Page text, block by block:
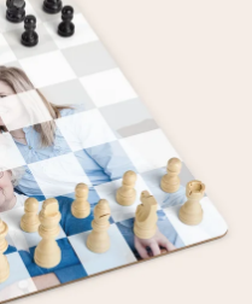
Bewertungen)
bewerten uns mit
aller Länder, in
Uhr
Uhr